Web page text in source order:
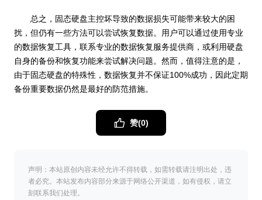
总之，固态硬盘主控坏导致的数据损失可能带来较大的困
扰，但仍有一些方法可以尝试恢复数据。用户可以通过使用专业
的数据恢复工具，联系专业的数据恢复服务提供商，或利用硬盘
自身的备份和恢复功能来尝试解决问题。然而，值得注意的是，
由于固态硬盘的特殊性，数据恢复并不保证100%成功，因此定期
备份重要数据仍然是最好的防范措施。
赞(0)
声明：本站原创内容未经允许不得转载，如需转载请注明出处，违
者必究。本站发布内容部分来源于网络公开渠道，如有侵权，请立
刻联系我们处理。